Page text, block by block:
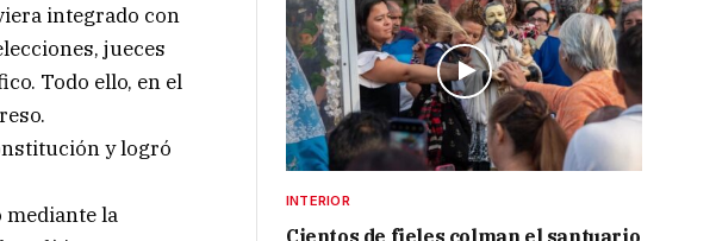
integrado con
jueces
Todo ello, en el
y logró
mediante la
INTERIOR